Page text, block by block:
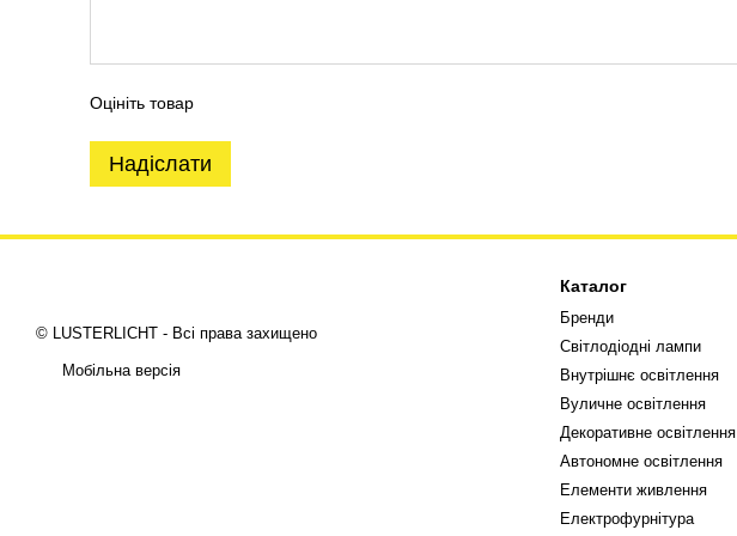
Оцініть товар
Надіслати
© LUSTERLICHT - Всі права захищено
Мобільна версія
Каталог
Бренди
Світлодіодні лампи
Внутрішнє освітлення
Вуличне освітлення
Декоративне освітлення
Автономне освітлення
Елементи живлення
Електрофурнітура